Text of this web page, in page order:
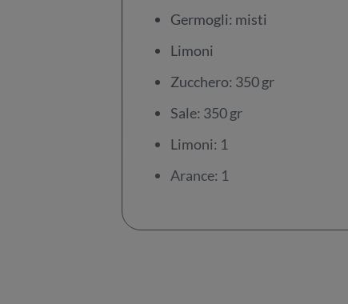
Germogli: misti
Limoni
Zucchero: 350 gr
Sale: 350 gr
Limoni: 1
Arance: 1